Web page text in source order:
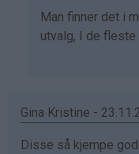
Som
svar
(ikke
Man finner det i
utvalg, I de fleste
Gina Kristine -
Disse så kjempe